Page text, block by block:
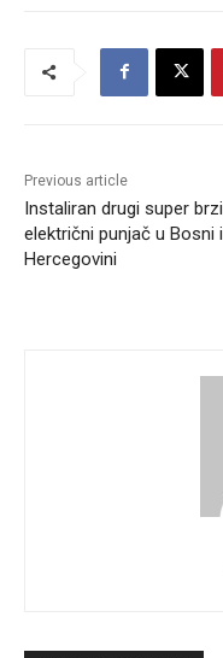
Previous article
Instaliran drugi super brzi
električni punjač u Bosni i
Hercegovini